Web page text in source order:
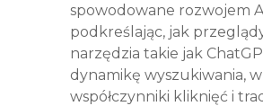
spowodowane rozwojem
podkreślając, jak
narzędzia takie jak
dynamikę wyszukiwania,
współczynniki kliknięć i